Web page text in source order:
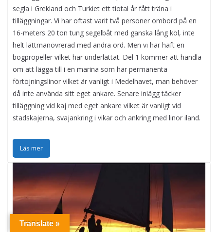
segla i Grekland och Turkiet ett tiotal år fått träna i
tilläggningar. Vi har oftast varit två personer ombord på en
16-meters 20 ton tung segelbåt med ganska lång köl, inte
helt lättmanövrerad med andra ord. Men vi har haft en
bogpropeller vilket har underlättat. Del 1 kommer att handla
om att lägga till i en marina som har permanenta
förtöjningslinor vilket är vanligt i Medelhavet, man behöver
då inte använda sitt eget ankare. Senare inlägg täcker
tilläggning vid kaj med eget ankare vilket är vanligt vid
stadskajerna, svajankring i vikar och ankring med linor iland.
Läs mer
Translate »